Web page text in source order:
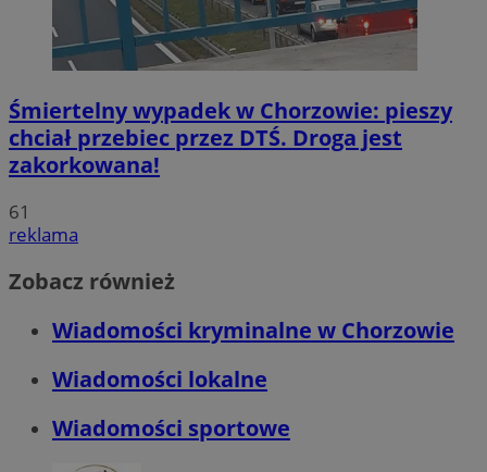
Śmiertelny wypadek w Chorzowie: pieszy
chciał przebiec przez DTŚ. Droga jest
zakorkowana!
61
reklama
Zobacz również
Wiadomości kryminalne w Chorzowie
Wiadomości lokalne
Wiadomości sportowe